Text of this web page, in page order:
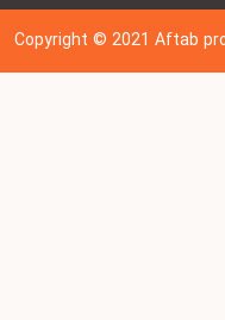
Copyright © 202 1Aftab